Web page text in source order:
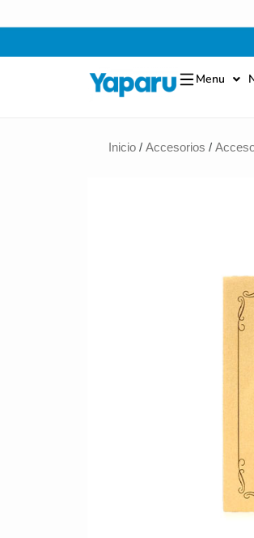
al
Menu
Inicio /Accesorios /